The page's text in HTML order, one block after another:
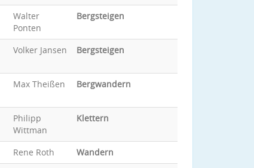
Walter
Ponten
Bergsteigen
Volker Jansen Bergsteigen
Max Theißen Bergwandern
Philipp
Wittman
Klettern
Rene Roth
Wandern